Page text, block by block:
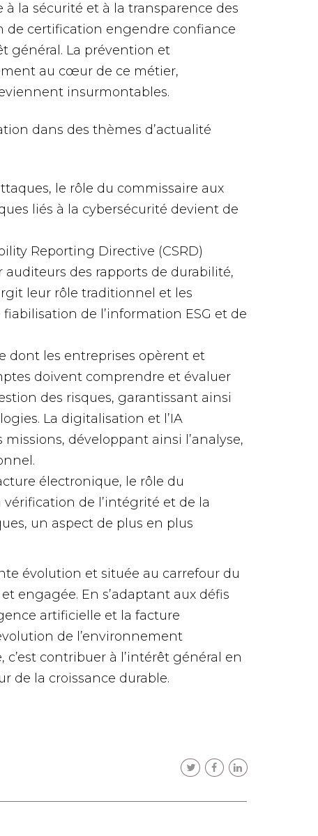
la sécurité et à la transparence des
de certification engendre confiance
général. La prévention et
au cœur de ce métier,
insurmontables.
dans des thèmes d’actualité
le rôle du commissaire aux
liés à la cybersécurité devient de
Reporting Directive (CSRD)
des rapports de durabilité,
leur rôle traditionnel et les
de l’information ESG et de
dont les entreprises opèrent et
doivent comprendre et évaluer
des risques, garantissant ainsi
La digitalisation et l’IA
développant ainsi l’analyse,
électronique, le rôle du
de l’intégrité et de la
un aspect de plus en plus
évolution et située au carrefour du
engagée. En s’adaptant aux défis
artificielle et la facture
de l’environnement
contribuer à l’intérêt général en
de la croissance durable.